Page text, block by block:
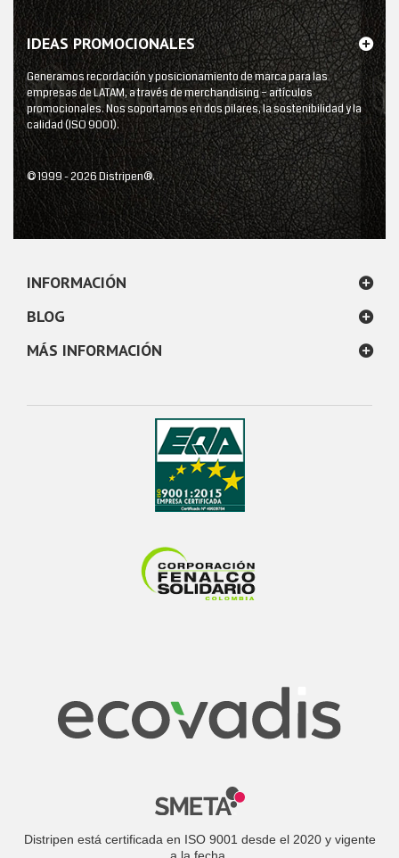
IDEAS PROMOCIONALES
Generamos recordación y posicionamiento de marca para las
empresas de LATAM, a través de merchandising – artículos
promocionales. Nos soportamos en dos pilares, la sostenibilidad y la
calidad (ISO 9001).
© 1999 - 2026 Distripen®.
INFORMACIÓN
BLOG
MÁS INFORMACIÓN
Distripen está certificada en ISO 9001 desde el 2020 y vigente